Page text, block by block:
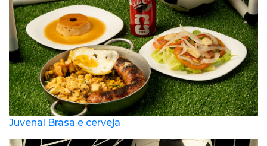
Juvenal Brasa e cerveja